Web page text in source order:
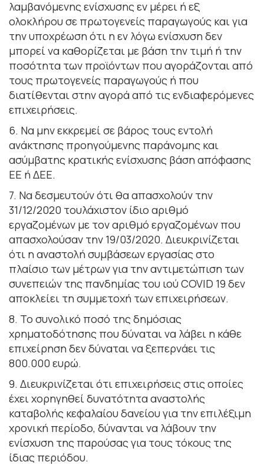
λαμβανόμενης ενίσχυσης εν μέρει ή εξ
ολοκλήρου σε πρωτογενείς παραγωγούς και για
την υποχρέωση ότι η εν λόγω ενίσχυση δεν
μπορεί να καθορίζεται με βάση την τιμή ή την
ποσότητα των προϊόντων που αγοράζονται από
τους πρωτογενείς παραγωγούς ή που
διατίθενται στην αγορά από τις ενδιαφερόμενες
επιχειρήσεις.
6. Να μην εκκρεμεί σε βάρος τους εντολή
ανάκτησης προηγούμενης παράνομης και
ασύμβατης κρατικής ενίσχυσης βάση απόφασης
ΕΕ ή ΔΕΕ.
7. Nα δεσμευτούν ότι θα απασχολούν την
31/12/2020 τουλάχιστον ίδιο αριθμό
εργαζομένων με τον αριθμό εργαζομένων που
απασχολούσαν την 19/03/2020. Διευκρινίζεται
ότι η αναστολή συμβάσεων εργασίας στο
πλαίσιο των μέτρων για την αντιμετώπιση των
συνεπειών της πανδημίας του ιού COVID 19 δεν
αποκλείει τη συμμετοχή των επιχειρήσεων.
8. Το συνολικό ποσό της δημόσιας
χρηματοδότησης που δύναται να λάβει η κάθε
επιχείρηση δεν δύναται να ξεπερνάει τις
800.000 ευρώ.
9. Διευκρινίζεται ότι επιχειρήσεις στις οποίες
έχει χορηγηθεί δυνατότητα αναστολής
καταβολής κεφαλαίου δανείου για την επιλέξιμη
χρονική περίοδο, δύνανται να λάβουν την
ενίσχυση της παρούσας για τους τόκους της
ίδιας περιόδου.